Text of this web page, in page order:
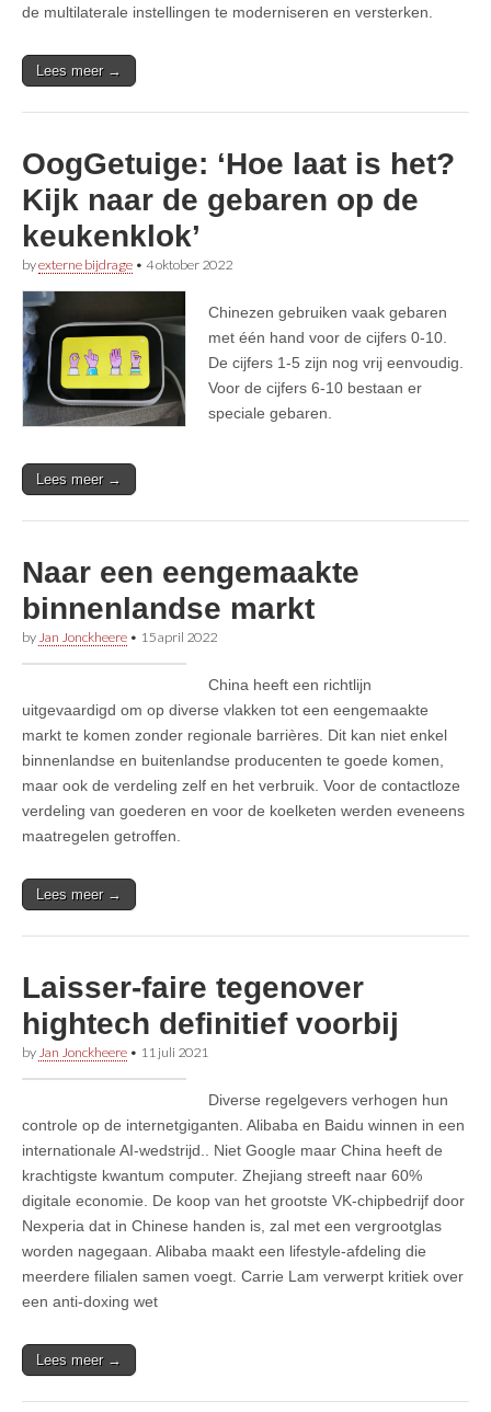
de multilaterale instellingen te moderniseren en versterken.
Lees meer →
OogGetuige: ‘Hoe laat is het?
Kijk naar de gebaren op de
keukenklok’
byexterne bijdrage • 4 oktober 2022
Chinezen gebruiken vaak gebaren
met één hand voor de cijfers 0-10.
De cijfers 1-5 zijn nog vrij eenvoudig.
Voor de cijfers 6-10 bestaan er
speciale gebaren.
Lees meer →
Naar een eengemaakte
binnenlandse markt
by Jan Jonckheere • 15 april 2022
China heeft een richtlijn
uitgevaardigd om op diverse vlakken tot een eengemaakte
markt te komen zonder regionale barrières. Dit kan niet enkel
binnenlandse en buitenlandse producenten te goede komen,
maar ook de verdeling zelf en het verbruik. Voor de contactloze
verdeling van goederen en voor de koelketen werden eveneens
maatregelen getroffen.
Lees meer →
Laisser-faire tegenover
hightech definitief voorbij
by Jan Jonckheere • 11 juli 2021
Diverse regelgevers verhogen hun
controle op de internetgiganten. Alibaba en Baidu winnen in een
internationale AI-wedstrijd.. Niet Google maar China heeft de
krachtigste kwantum computer. Zhejiang streeft naar 60%
digitale economie. De koop van het grootste VK-chipbedrijf door
Nexperia dat in Chinese handen is, zal met een vergrootglas
worden nagegaan. Alibaba maakt een lifestyle-afdeling die
meerdere filialen samen voegt. Carrie Lam verwerpt kritiek over
een anti-doxing wet
Lees meer →